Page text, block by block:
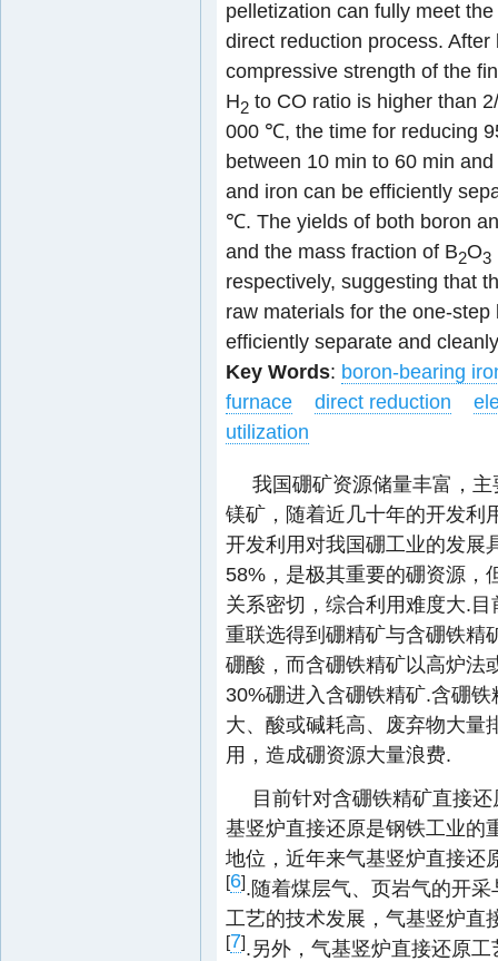
pelletization can fully meet
direct reduction process.
compressive strength of the
H2 to CO ratio is higher than
000 ℃, the time for reducing
between 10 min to 60 min
and iron can be efficiently
℃. The yields of both boron
and the mass fraction of B2O3
respectively, suggesting that
raw materials for the one-
efficiently separate and
Key Words: boron-bearing
furnace
direct reduction
utilization
我国硼矿资源储量丰富，
镁矿，随着近几十年的开发利
开发利用对我国硼工业的发展
58%，是极其重要的硼资源，
关系密切，综合利用难度大.
重联选得到硼精矿与含硼铁精
硼酸，而含硼铁精矿以高炉法
30%硼进入含硼铁精矿.含硼
大、酸或碱耗高、废弃物大量
用，造成硼资源大量浪费.
目前针对含硼铁精矿直接
基竖炉直接还原是钢铁工业的
地位，近年来气基竖炉直接还
[6].随着煤层气、页岩气的开
工艺的技术发展，气基竖炉直
[7].另外，气基竖炉直接还原